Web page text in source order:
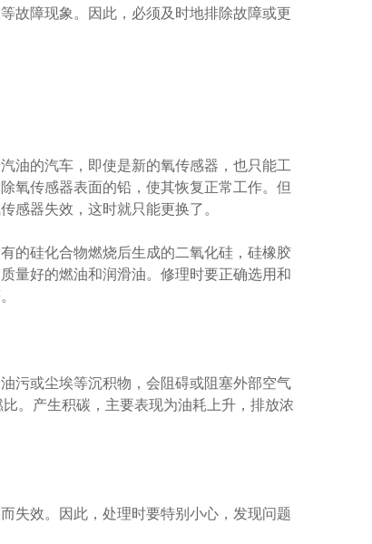
故障现象。因此，必须及时地排除故障或更
油的汽车，即使是新的氧传感器，也只能工
氧传感器表面的铅，使其恢复正常工作。但
感器失效，这时就只能更换了。
的硅化合物燃烧后生成的二氧化硅，硅橡胶
量好的燃油和润滑油。修理时要正确选用和
污或尘埃等沉积物，会阻碍或阻塞外部空气
。产生积碳，主要表现为油耗上升，排放浓
失效。因此，处理时要特别小心，发现问题